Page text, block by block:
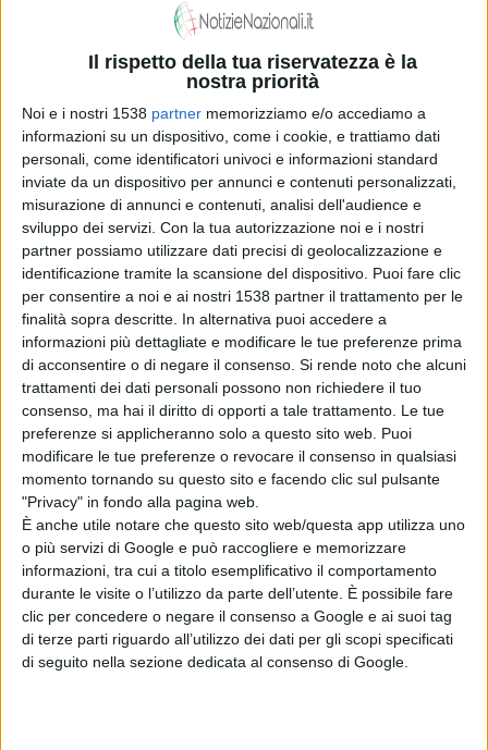
Il rispetto della tua riservatezza è la
nostra priorità
Noi e i nostri 1538 partner memorizziamo e/o accediamo a
informazioni su un dispositivo, come i cookie, e trattiamo dati
personali, come identificatori univoci e informazioni standard
inviate da un dispositivo per annunci e contenuti personalizzati,
misurazione di annunci e contenuti, analisi dell'audience e
sviluppo dei servizi. Con la tua autorizzazione noi e i nostri
partner possiamo utilizzare dati precisi di geolocalizzazione e
identificazione tramite la scansione del dispositivo. Puoi fare clic
per consentire a noi e ai nostri 1538 partner il trattamento per le
finalità sopra descritte. In alternativa puoi accedere a
informazioni più dettagliate e modificare le tue preferenze prima
di acconsentire o di negare il consenso. Si rende noto che alcuni
trattamenti dei dati personali possono non richiedere il tuo
consenso, ma hai il diritto di opporti a tale trattamento. Le tue
preferenze si applicheranno solo a questo sito web. Puoi
modificare le tue preferenze o revocare il consenso in qualsiasi
momento tornando su questo sito e facendo clic sul pulsante
"Privacy" in fondo alla pagina web.
È anche utile notare che questo sito web/questa app utilizza uno
o più servizi di Google e può raccogliere e memorizzare
informazioni, tra cui a titolo esemplificativo il comportamento
durante le visite o l’utilizzo da parte dell’utente. È possibile fare
clic per concedere o negare il consenso a Google e ai suoi tag
di terze parti riguardo all’utilizzo dei dati per gli scopi specificati
di seguito nella sezione dedicata al consenso di Google.
con una storia di oltre 100 anni di eventi e incontri a favore della
cultura e dell’economia dellaSardegna, vuole ricordare, in occasione
Sardigna”, la grande figura diMarcello Serra(Lanusei 1913 - Cagliari
1991), …ti correrà le vene in un languore/dolce e amaro di
malinconia/che forse chiamerai mal di Sardegna”.
Poeta, giornalista, scrittore, saggista, autore del famoso libro
“Sardegna quasi un Continente”, che l’Isola sta colpevolmente
dimenticando...Continua a leggere...
Condividi su:
ARGOMENTI: Sardegna Letteratura Marcello Serra
Il Gremio